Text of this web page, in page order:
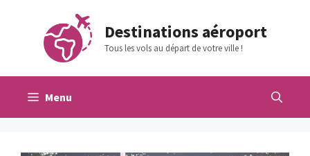
contenu
Destinations aéroport
Tous les vols au départ de votre ville !
Menu